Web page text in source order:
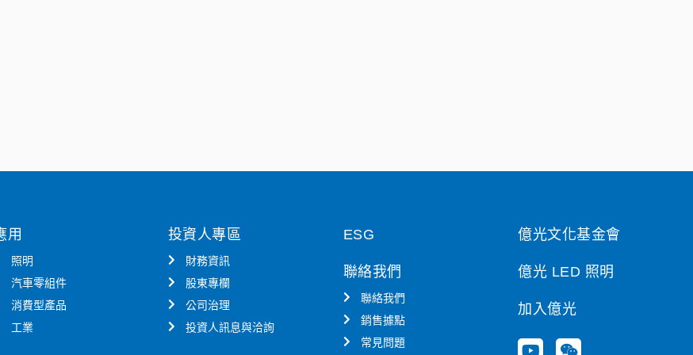
用
照明
汽車零組件
消費型產品
工業
投資人專區
財務資訊
股東專欄
公司治理
投資人訊息與洽詢
ESG
聯絡我們
聯絡我們
銷售據點
常見問題
億光文化基金會
億光 LED 照明
加入億光
Y
W